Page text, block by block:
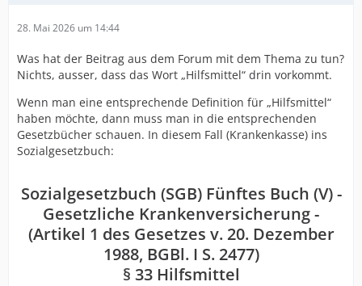
28. Mai 2026 um 14:44
Was hat der Beitrag aus dem Forum mit dem Thema zu tun?
Nichts, ausser, dass das Wort „Hilfsmittel“ drin vorkommt.
Wenn man eine entsprechende Definition für „Hilfsmittel“
haben möchte, dann muss man in die entsprechenden
Gesetzbücher schauen. In diesem Fall (Krankenkasse) ins
Sozialgesetzbuch:
Sozialgesetzbuch (SGB) Fünftes Buch (V) -
Gesetzliche Krankenversicherung -
(Artikel 1 des Gesetzes v. 20. Dezember
1988, BGBl. I S. 2477)
§ 33 Hilfsmittel